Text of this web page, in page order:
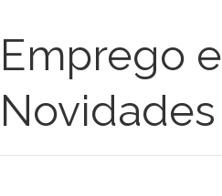
Emprego e
Novidades